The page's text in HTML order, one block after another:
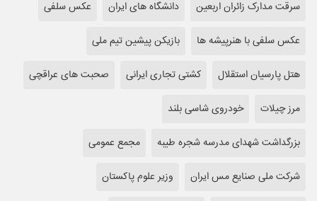
سرقت مدارک زائران اربعین
دانشگاه های ایران
عکس سلفی
عکس سلفی با هنرپیشه ها
بازیکن پیشین تیم ملی
هتل پارسیان استقلال
کشتی تجاری ایرانی
صحبت های عراقچی
مرز چیلات
خودروی شاسی بلند
بزرگداشت شهدای مدرسه شجره طیبه
مجمع عمومی
شرکت ملی صنایع مس ایران
وزیر علوم پاکستان